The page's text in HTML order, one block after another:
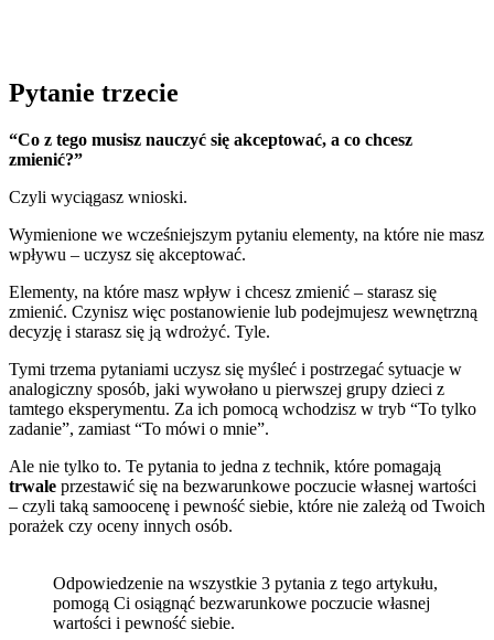
Pytanie trzecie
“Co z tego musisz nauczyć się akceptować, a co chcesz
zmienić?”
Czyli wyciągasz wnioski.
Wymienione we wcześniejszym pytaniu elementy, na które nie masz
wpływu – uczysz się akceptować.
Elementy, na które masz wpływ i chcesz zmienić – starasz się
zmienić. Czynisz więc postanowienie lub podejmujesz wewnętrzną
decyzję i starasz się ją wdrożyć. Tyle.
Tymi trzema pytaniami uczysz się myśleć i postrzegać sytuacje w
analogiczny sposób, jaki wywołano u pierwszej grupy dzieci z
tamtego eksperymentu. Za ich pomocą wchodzisz w tryb “To tylko
zadanie”, zamiast “To mówi o mnie”.
Ale nie tylko to. Te pytania to jedna z technik, które pomagają
trwale przestawić się na bezwarunkowe poczucie własnej wartości
– czyli taką samoocenę i pewność siebie, które nie zależą od Twoich
porażek czy oceny innych osób.
Odpowiedzenie na wszystkie 3 pytania z tego artykułu,
pomogą Ci osiągnąć bezwarunkowe poczucie własnej
wartości i pewność siebie.